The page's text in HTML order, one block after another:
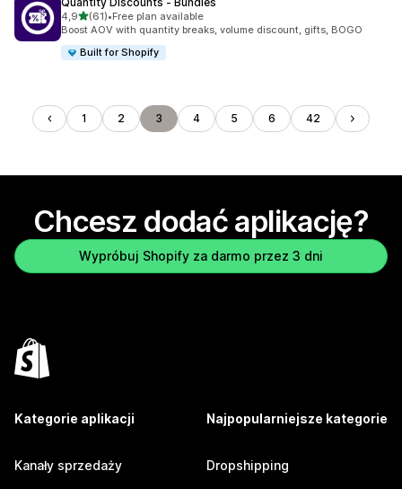
4,9na 5 gwiazdek
(61)
Łączna liczba recenzji: 61
•Free plan available
Boost AOV with quantity breaks, volume discount, gifts, BOGO
Built for Shopify
1 2 3 4 5 6 42
Chcesz dodać aplikację?
Wypróbuj Shopify za darmo przez 3 dni
Kategorie aplikacji
Kanały sprzedaży
Najpopularniejsze kategorie
Dropshipping